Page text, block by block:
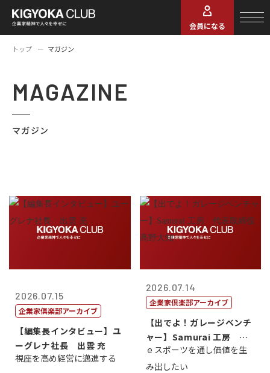
会員になる
トップ マガジン
MAGAZINE
マガジン
2026.07.15
企業家倶楽部アーカイブ
【編集長インタビュー】ユ
ーグレナ社長 出雲 充
視座を高め経営に邁進する
2026.07.14
企業家倶楽部アーカイブ
【出でよ！ガレージベンチ
ャー】Samurai 工房 代
表取締...
ｅスポーツを通し価値を生
み出したい